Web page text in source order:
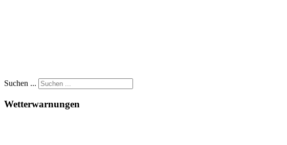
Suchen ...
Wetterwarnungen